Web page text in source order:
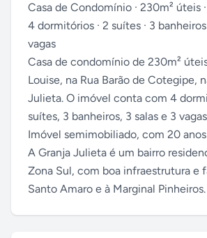
Casa de Condomínio · 230m² úteis
4 dormitórios · 2 suítes · 3 banheiros
vagas
Casa de condomínio de 230m²
Louise, na Rua Barão de Cotegipe,
Julieta. O imóvel conta com 4
suítes, 3 banheiros, 3 salas e 3
Imóvel semimobiliado, com 20
A Granja Julieta é um bairro
Zona Sul, com boa infraestrutura e
Santo Amaro e à Marginal Pinheiros.